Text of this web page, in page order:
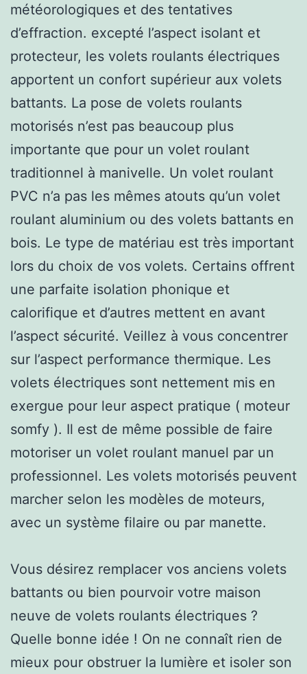
météorologiques et des tentatives
d’effraction. excepté l’aspect isolant et
protecteur, les volets roulants électriques
apportent un confort supérieur aux volets
battants. La pose de volets roulants
motorisés n’est pas beaucoup plus
importante que pour un volet roulant
traditionnel à manivelle. Un volet roulant
PVC n’a pas les mêmes atouts qu’un volet
roulant aluminium ou des volets battants en
bois. Le type de matériau est très important
lors du choix de vos volets. Certains offrent
une parfaite isolation phonique et
calorifique et d’autres mettent en avant
l’aspect sécurité. Veillez à vous concentrer
sur l’aspect performance thermique. Les
volets électriques sont nettement mis en
exergue pour leur aspect pratique ( moteur
somfy ). Il est de même possible de faire
motoriser un volet roulant manuel par un
professionnel. Les volets motorisés peuvent
marcher selon les modèles de moteurs,
avec un système filaire ou par manette.
Vous désirez remplacer vos anciens volets
battants ou bien pourvoir votre maison
neuve de volets roulants électriques ?
Quelle bonne idée ! On ne connaît rien de
mieux pour obstruer la lumière et isoler son